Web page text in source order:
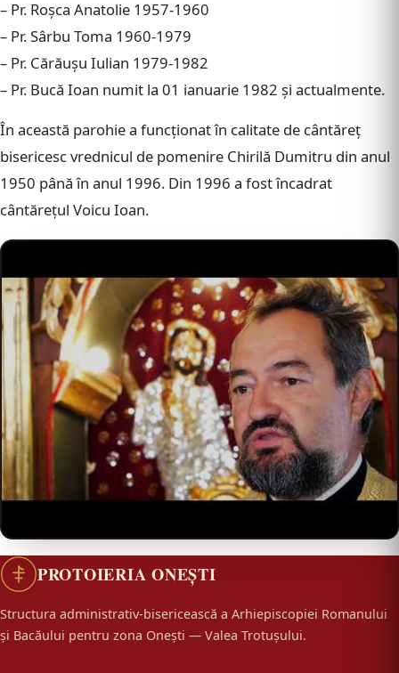
– Pr. Roşca Anatolie 1957-1960
– Pr. Sârbu Toma 1960-1979
– Pr. Cărăuşu Iulian 1979-1982
– Pr. Bucă Ioan numit la 01 ianuarie 1982 şi actualmente.
În această parohie a funcţionat în calitate de cântăreţ
bisericesc vrednicul de pomenire Chirilă Dumitru din anul
1950 până în anul 1996. Din 1996 a fost încadrat
cântăreţul Voicu Ioan.
PROTOIERIA ONEȘTI
Structura administrativ-bisericească a Arhiepiscopiei Romanului
și Bacăului pentru zona Onești — Valea Trotușului.